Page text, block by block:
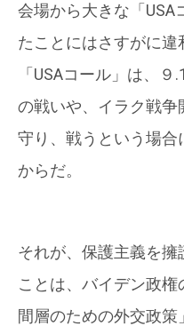
会場から大きな「USA
たことにはさすがに
「USAコール」は、
の戦いや、イラク戦
守り、戦うという場合
からだ。
それが、保護主義を
ことは、バイデン政
間層のための外交政